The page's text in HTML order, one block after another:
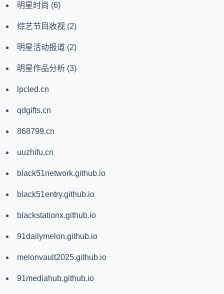
明星时尚 (6)
综艺节目收视 (2)
明星活动报道 (2)
明星作品分析 (3)
lpcled.cn
qdgifts.cn
868799.cn
uuzhifu.cn
black51network.github.io
black51entry.github.io
blackstationx.github.io
91dailymelon.github.io
melonvault2025.github.io
91mediahub.github.io